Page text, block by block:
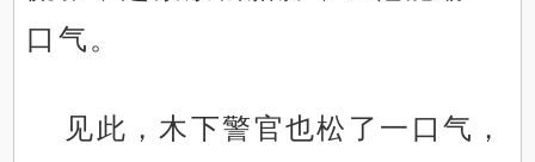
口气。
见此，木下警官也松了一口气，